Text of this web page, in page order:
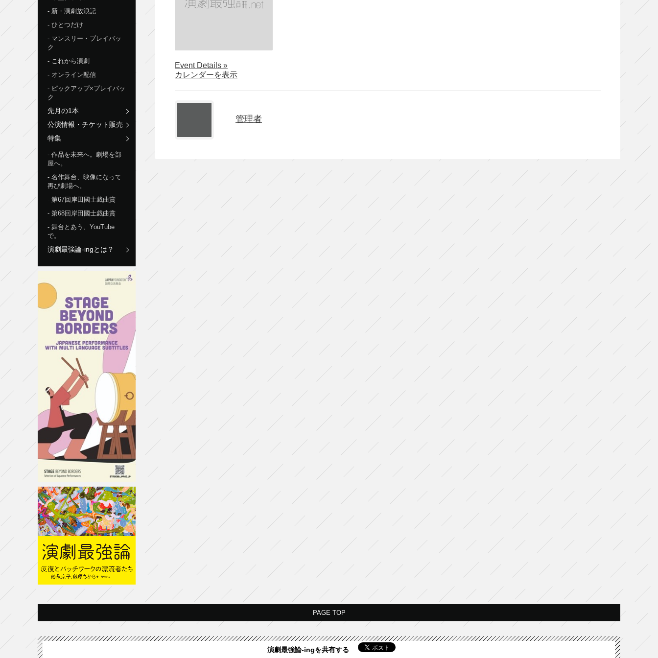
新・演劇放浪記
ひとつだけ
マンスリー・プレイバッ
ク
これから演劇
オンライン配信
ピックアップ×プレイバッ
ク
先月の1本
公演情報・チケット販売
特集
作品を未来へ。劇場を部
屋へ。
名作舞台、映像になって
再び劇場へ。
第67回岸田國士戯曲賞
第68回岸田國士戯曲賞
舞台とあう、YouTube
で。
演劇最強論-ingとは？
Event Details about
木
綱
（京
都・
ト
エ
研）
»
カレンダーを表示
管理者
PAGE TOP
演劇最強論-ingを共有する